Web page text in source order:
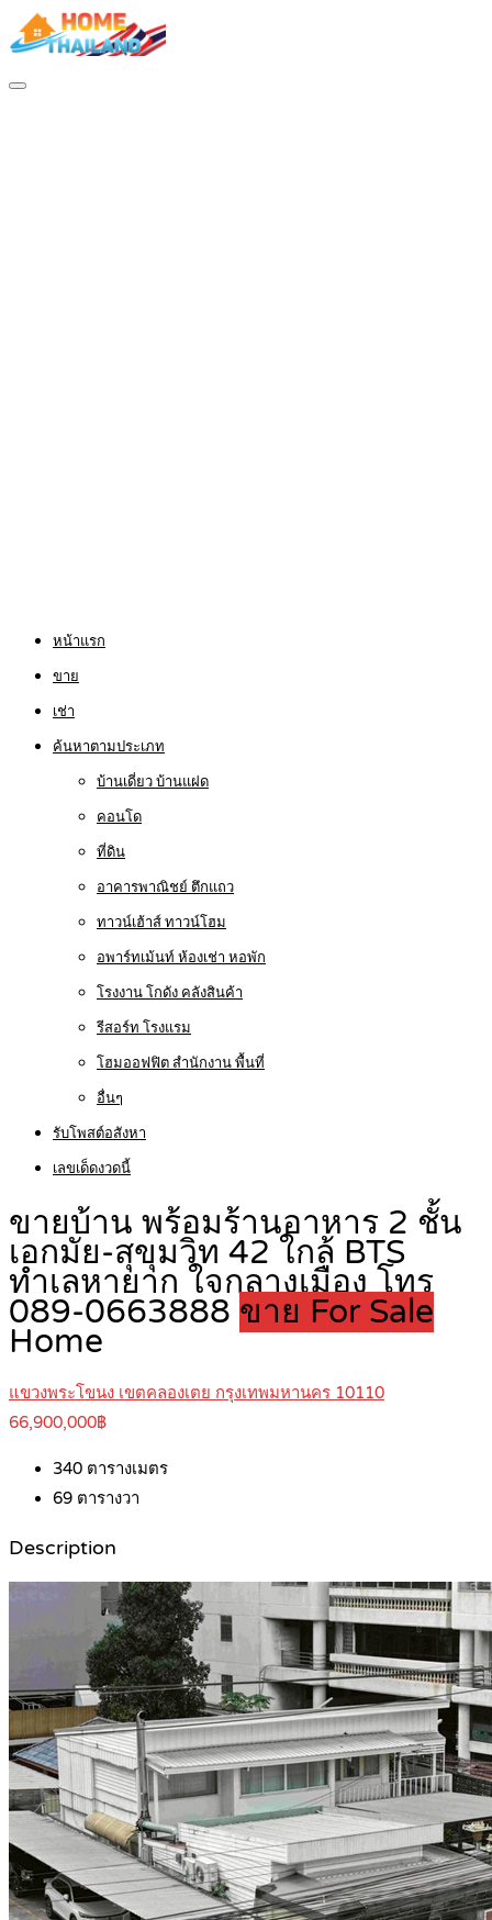
หน้าแรก
ขาย
เช่า
ค้นหาตามประเภท
บ้านเดี่ยว บ้านแฝด
คอนโด
ที่ดิน
อาคารพาณิชย์ ตึกแถว
ทาวน์เฮ้าส์ ทาวน์โฮม
อพาร์ทเม้นท์ ห้องเช่า หอพัก
โรงงาน โกดัง คลังสินค้า
รีสอร์ท โรงแรม
โฮมออฟฟิต สำนักงาน พื้นที่
อื่นๆ
รับโพสต์อสังหา
เลขเด็ดงวดนี้
ขายบ้าน พร้อมร้านอาหาร 2 ชั้น
เอกมัย-สุขุมวิท 42 ใกล้ BTS
ทำเลหายาก ใจกลางเมือง โทร
089-0663888 ขาย For Sale
Home
แขวงพระโขนง เขตคลองเตย กรุงเทพมหานคร 10110
66,900,000฿
340 ตารางเมตร
69 ตารางวา
Description